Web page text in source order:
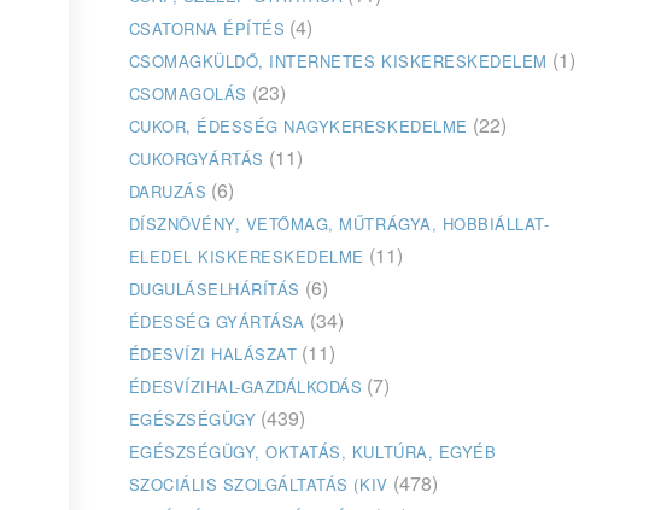
CSATORNA ÉPÍTÉS (4)
CSOMAGKÜLDŐ, INTERNETES KISKERESKEDELEM (1)
CSOMAGOLÁS (23)
CUKOR, ÉDESSÉG NAGYKERESKEDELME (22)
CUKORGYÁRTÁS (11)
DARUZÁS (6)
DÍSZNÖVÉNY, VETŐMAG, MŰTRÁGYA, HOBBIÁLLAT-
ELEDEL KISKERESKEDELME (11)
DUGULÁSELHÁRÍTÁS (6)
ÉDESSÉG GYÁRTÁSA (34)
ÉDESVÍZI HALÁSZAT (11)
ÉDESVÍZIHAL-GAZDÁLKODÁS (7)
EGÉSZSÉGÜGY (439)
EGÉSZSÉGÜGY, OKTATÁS, KULTÚRA, EGYÉB
SZOCIÁLIS SZOLGÁLTATÁS (KIV (478)